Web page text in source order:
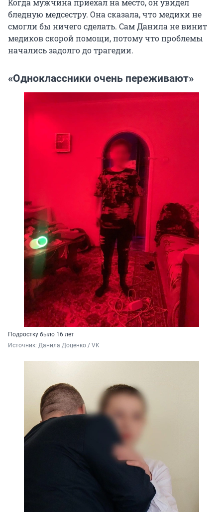
Когда мужчина приехал на место, он увидел
бледную медсестру. Она сказала, что медики не
смогли бы ничего сделать. Сам Данила не винит
медиков скорой помощи, потому что проблемы
начались задолго до трагедии.
«Одноклассники очень переживают»
Подростку было 16 лет
Источник: Данила Доценко / VK